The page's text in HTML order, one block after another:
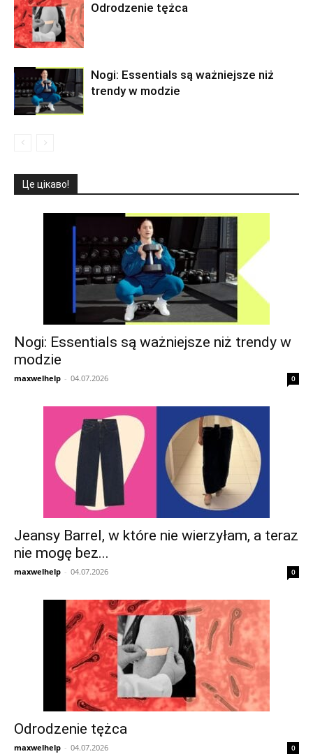
Odrodzenie tężca
Nogi: Essentials są ważniejsze niż
trendy w modzie
Це цікаво!
Nogi: Essentials są ważniejsze niż trendy w
modzie
maxwelhelp - 04.07.2026 0
Jeansy Barrel, w które nie wierzyłam, a teraz
nie mogę bez...
maxwelhelp - 04.07.2026 0
Odrodzenie tężca
maxwelhelp - 04.07.2026 0